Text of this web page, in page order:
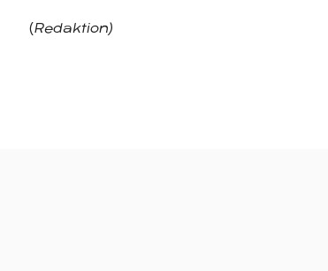
(Redaktion)